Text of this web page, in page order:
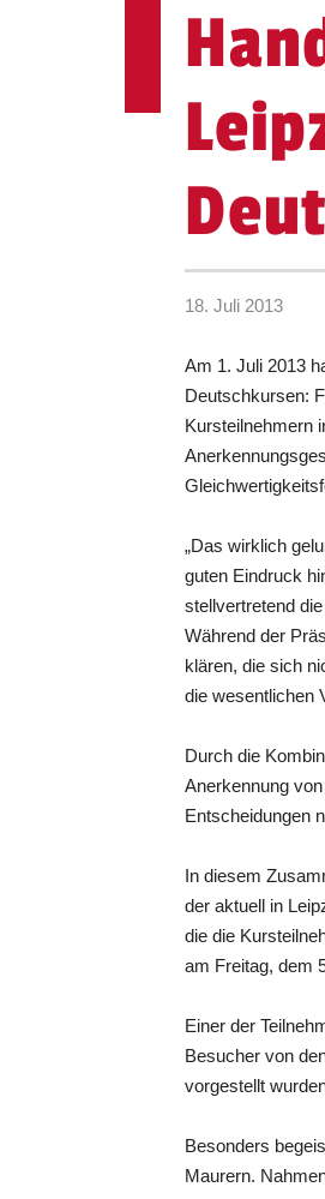
18. Juli 2013
Am 1. Juli 2013
Deutschkursen:
Kursteilnehmern
„Das wirklich
guten Eindruck
stellvertretend
Während der
klären, die sich
die wesentlichen
Durch die
Anerkennung
Entscheidungen
In diesem
der aktuell in
die die
am Freitag, dem
Einer der
Besucher von
vorgestellt
Besonders
Maurern.